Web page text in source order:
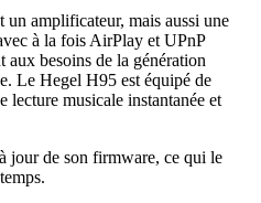
amplificateur, mais aussi une
à la fois AirPlay et UPnP
besoins de la génération
Le Hegel H95 est équipé de
lecture musicale instantanée et
jour de son firmware, ce qui le